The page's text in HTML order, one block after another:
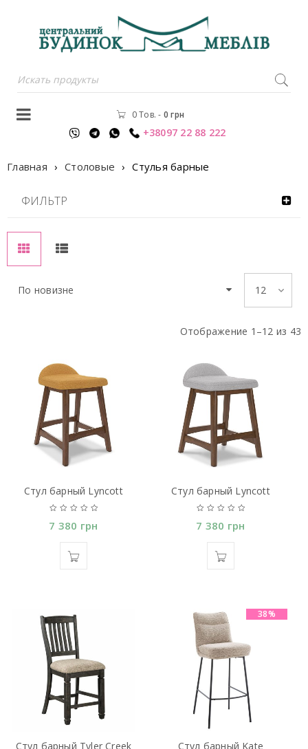
0 Тов. - 0грн
+38097 22 88 222
Главная › Столовые › Стулья барные
ФИЛЬТР
Отображение 1–12 из 43
По новизне
Стул барный Lyncott
7 380 грн
Стул барный Lyncott
7 380 грн
Стул барный Tyler Creek
38%
Стул барный Kate